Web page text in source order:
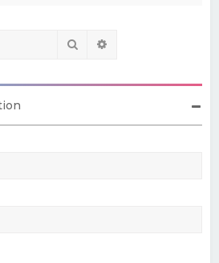
Rechercher